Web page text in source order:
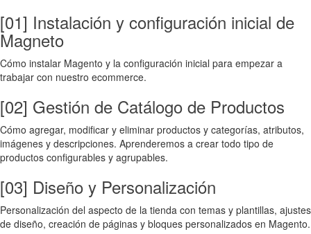
[01] Instalación y configuración inicial de
Magneto
Cómo instalar Magento y la configuración inicial para empezar a
trabajar con nuestro ecommerce.
[02] Gestión de Catálogo de Productos
Cómo agregar, modificar y eliminar productos y categorías, atributos,
imágenes y descripciones. Aprenderemos a crear todo tipo de
productos configurables y agrupables.
[03] Diseño y Personalización
Personalización del aspecto de la tienda con temas y plantillas, ajustes
de diseño, creación de páginas y bloques personalizados en Magento.